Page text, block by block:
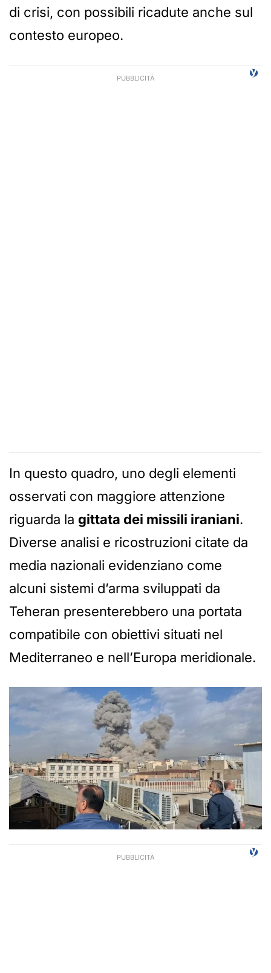
di crisi, con possibili ricadute anche sul
contesto europeo.
In questo quadro, uno degli elementi
osservati con maggiore attenzione
riguarda la gittata dei missili iraniani.
Diverse analisi e ricostruzioni citate da
media nazionali evidenziano come
alcuni sistemi d’arma sviluppati da
Teheran presenterebbero una portata
compatibile con obiettivi situati nel
Mediterraneo e nell’Europa meridionale.